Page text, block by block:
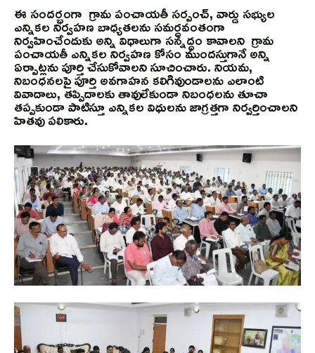
ఈ సందర్భంగా గ్రామ పంచాయతీ సర్పంచ్, వార్డు సభ్యుల
ఎన్నికల నిర్వహణ బాధ్యతలను సమర్ధవంతంగా
నిర్వహించేందుకు అన్ని విధాలుగా సన్నద్ధం కావాలని గ్రామ
పంచాయతీ ఎన్నికల నిర్వహణ కోసం ముందస్తుగానే అన్ని
ఏర్పాట్లను పూర్తి చేసుకోవాలని సూచించారు. నియమ,
నిబంధనలపై పూర్తి అవగాహన కలిగివుండాలను ఎలాంటి
వివాదాలు, తప్పిదాలకు తావులేకుండా నిబంధలను తూచా
తప్పకుండా పాటిస్తూ ఎన్నికల విధులను జాగ్రత్తగా నిర్వర్తించాలని
హితవు పలికారు.